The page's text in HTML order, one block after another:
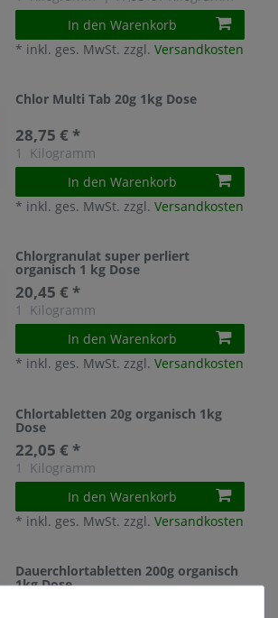
In den Warenkorb
* inkl. ges. MwSt. zzgl.Versandkosten
Chlor Multi Tab 20g 1kg Dose
28,75 € *
1
Kilogramm
In den Warenkorb
* inkl. ges. MwSt. zzgl.Versandkosten
Chlorgranulat super perliert
organisch 1 kg Dose
20,45 € *
1
Kilogramm
In den Warenkorb
* inkl. ges. MwSt. zzgl.Versandkosten
Chlortabletten 20g organisch 1kg
Dose
22,05 € *
1
Kilogramm
In den Warenkorb
* inkl. ges. MwSt. zzgl.Versandkosten
Dauerchlortabletten 200g organisch
1kg Dose